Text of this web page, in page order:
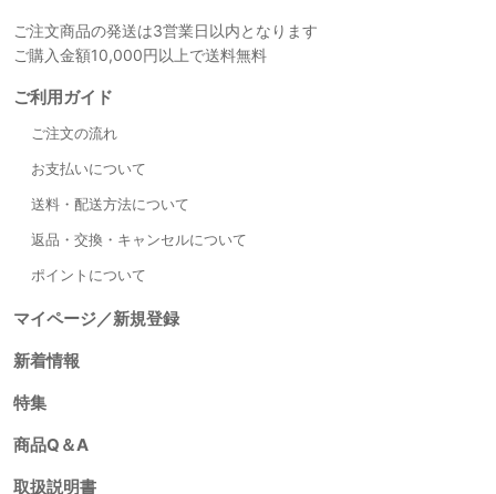
ご注文商品の発送は3営業日以内となります
ご購入金額10,000円以上で送料無料
ご利用ガイド
ご注文の流れ
お支払いについて
送料・配送方法について
返品・交換・キャンセルについて
ポイントについて
マイページ／新規登録
新着情報
特集
商品Q＆A
取扱説明書